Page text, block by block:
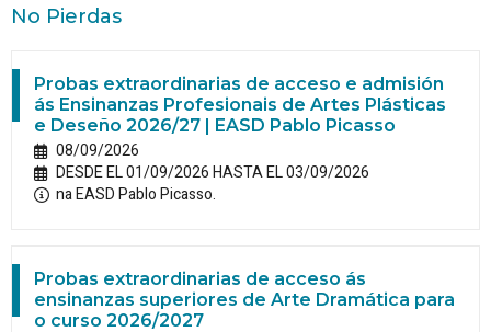
No Pierdas
Probas extraordinarias de acceso e admisión
ás Ensinanzas Profesionais de Artes Plásticas
e Deseño 2026/27 | EASD Pablo Picasso
08/09/2026
DESDE EL 01/09/2026 HASTA EL 03/09/2026
na EASD Pablo Picasso.
Probas extraordinarias de acceso ás
ensinanzas superiores de Arte Dramática para
o curso 2026/2027